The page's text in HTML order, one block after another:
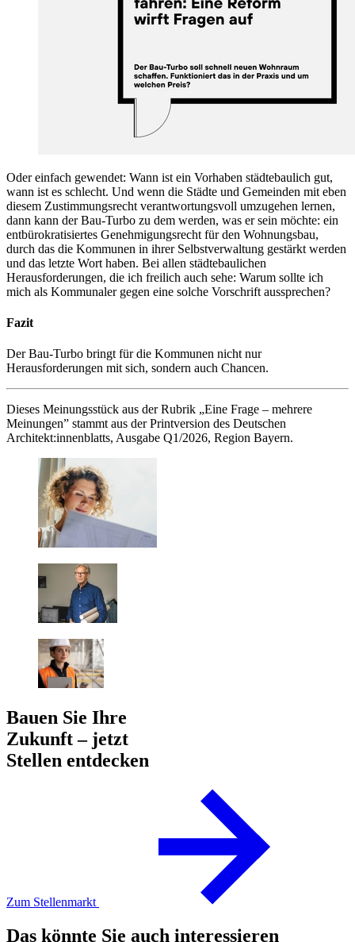
Oder einfach gewendet: Wann ist ein Vorhaben städtebaulich gut,
wann ist es schlecht. Und wenn die Städte und Gemeinden mit eben
diesem Zustimmungsrecht verantwortungsvoll umzugehen lernen,
dann kann der Bau-Turbo zu dem werden, was er sein möchte: ein
entbürokratisiertes Genehmigungsrecht für den Wohnungsbau,
durch das die Kommunen in ihrer Selbstverwaltung gestärkt werden
und das letzte Wort haben. Bei allen städtebaulichen
Herausforderungen, die ich freilich auch sehe: Warum sollte ich
mich als Kommunaler gegen eine solche Vorschrift aussprechen?
Fazit
Der Bau-Turbo bringt für die Kommunen nicht nur
Herausforderungen mit sich, sondern auch Chancen.
Dieses Meinungsstück aus der Rubrik „Eine Frage – mehrere
Meinungen” stammt aus der Printversion des Deutschen
Architekt:innenblatts, Ausgabe Q1/2026, Region Bayern.
Bauen Sie Ihre
Zukunft – jetzt
Stellen entdecken
Zum Stellenmarkt
Das könnte Sie auch interessieren